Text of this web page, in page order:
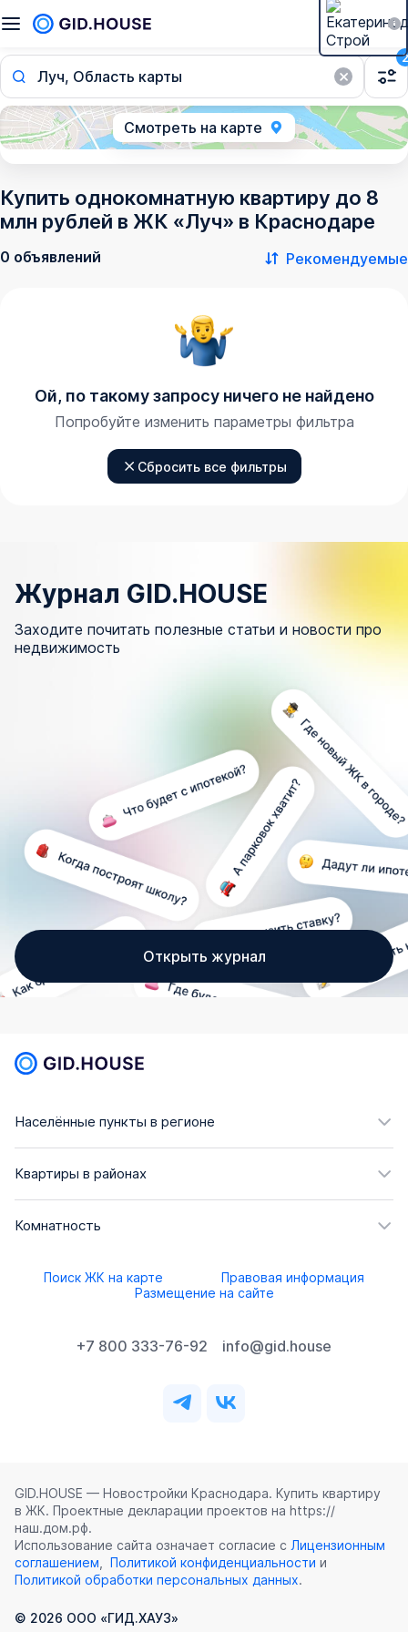
Луч, Область карты
2
Смотреть на карте
Купить однокомнатную квартиру до 8
млн рублей в ЖК «Луч» в Краснодаре
0 объявлений Рекомендуемые
Ой, по такому запросу ничего не найдено
Попробуйте изменить параметры фильтра
Сбросить все фильтры
Журнал GID.HOUSE
Заходите почитать полезные статьи и новости про
недвижимость
Открыть журнал
Населённые пункты в регионе
Квартиры в районах
Комнатность
Поиск ЖК на карте
Правовая информация
Размещение на сайте
+7 800 333-76-92 info@gid.house
GID.HOUSE — Новостройки Краснодара. Купить квартиру
в ЖК. Проектные декларации проектов на https://
наш.дом.рф.
Использование сайта означает согласие с Лицензионным
соглашением
Политикой конфиденциальности и
Политикой обработки персональных данных.
© 2026 ООО «ГИД.ХАУЗ»